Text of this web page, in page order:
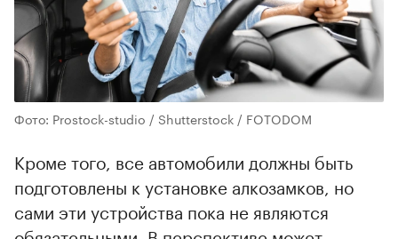
Фото: Prostock-studio / Shutterstock / FOTODOM
Кроме того, все автомобили должны быть
подготовлены к установке алкозамков, но
сами эти устройства пока не являются